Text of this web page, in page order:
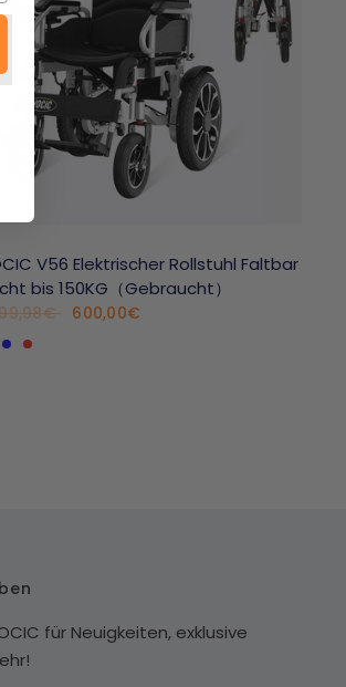
V56 Elektrischer Rollstuhl Faltbar
bis 150KG（Gebraucht）
600,00€
BlauRot
für Neuigkeiten, exklusive